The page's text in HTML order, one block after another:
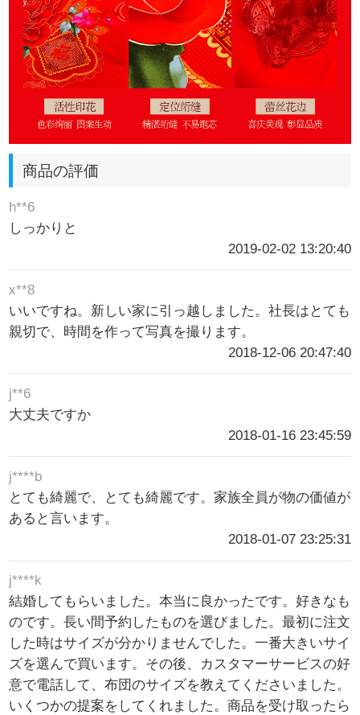
商品の評価
h**6
しっかりと
2019-02-02 13:20:40
x**8
いいですね。新しい家に引っ越しました。社長はとても
親切で、時間を作って写真を撮ります。
2018-12-06 20:47:40
j**6
大丈夫ですか
2018-01-16 23:45:59
j****b
とても綺麗で、とても綺麗です。家族全員が物の価値が
あると言います。
2018-01-07 23:25:31
j****k
結婚してもらいました。本当に良かったです。好きなも
のです。長い間予約したものを選びました。最初に注文
した時はサイズが分かりませんでした。一番大きいサイ
ズを選んで買います。その後、カスタマーサービスの好
意で電話して、布団のサイズを教えてくださいました。
いくつかの提案をしてくれました。商品を受け取ったら